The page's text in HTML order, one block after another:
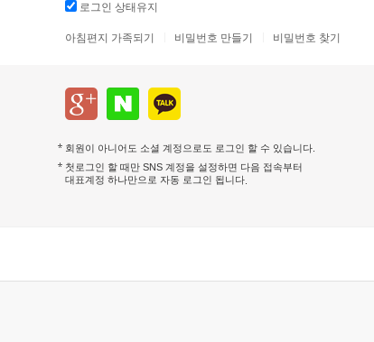
로그인 상태유지
아침편지 가족되기 비밀번호 만들기 비밀번호 찾기
회원이 아니어도 소셜 계정으로도 로그인 할 수 있습니다.
첫로그인 할 때만 SNS 계정을 설정하면 다음 접속부터
대표계정 하나만으로 자동 로그인 됩니다